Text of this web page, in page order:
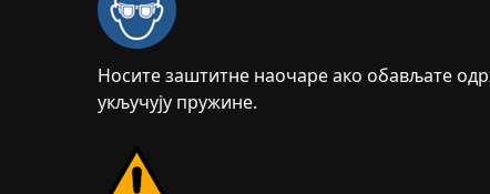
Носите заштитне наочаре ако обављате
укључују пружине.